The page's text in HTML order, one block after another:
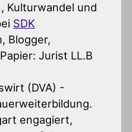
Kulturwandel und
SDK
Blogger,
Jurist LL.B
(DVA) -
engagiert,